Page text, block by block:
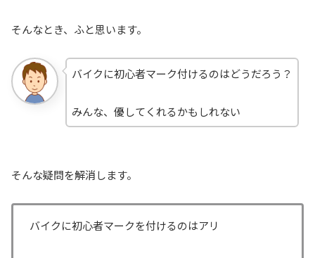
そんなとき、ふと思います。
バイクに初心者マーク付けるのはどうだろう？
みんな、優してくれるかもしれない
そんな疑問を解消します。
バイクに初心者マークを付けるのはアリ